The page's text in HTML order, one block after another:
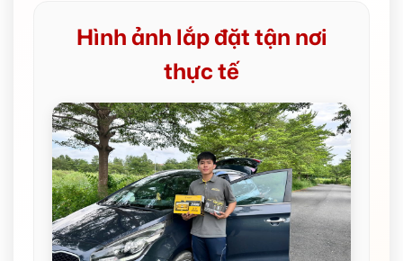
Hình ảnh lắp đặt tận nơi
thực tế